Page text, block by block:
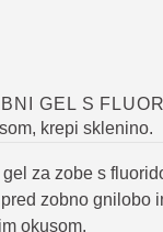
GEL S
krepi sklenino.
za zobe s
zobno gnilobo
okusom.